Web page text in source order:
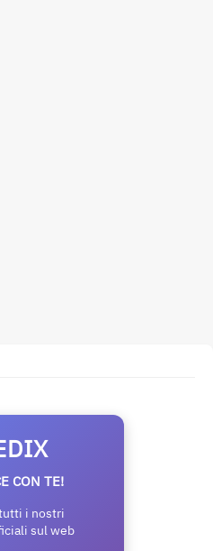
CON TE!
i nostri
sul web